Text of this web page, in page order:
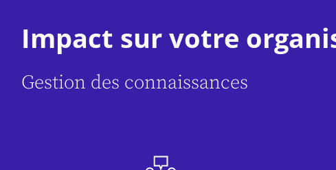
Impact sur votre
Gestion des connaissances